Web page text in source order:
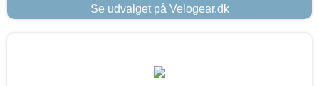
Se udvalget på Velogear.dk